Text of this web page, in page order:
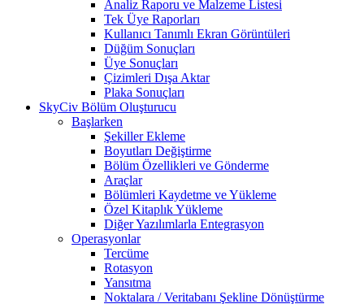
Analiz Raporu ve Malzeme Listesi
Tek Üye Raporları
Kullanıcı Tanımlı Ekran Görüntüleri
Düğüm Sonuçları
Üye Sonuçları
Çizimleri Dışa Aktar
Plaka Sonuçları
SkyCiv Bölüm Oluşturucu
Başlarken
Şekiller Ekleme
Boyutları Değiştirme
Bölüm Özellikleri ve Gönderme
Araçlar
Bölümleri Kaydetme ve Yükleme
Özel Kitaplık Yükleme
Diğer Yazılımlarla Entegrasyon
Operasyonlar
Tercüme
Rotasyon
Yansıtma
Noktalara / Veritabanı Şekline Dönüştürme